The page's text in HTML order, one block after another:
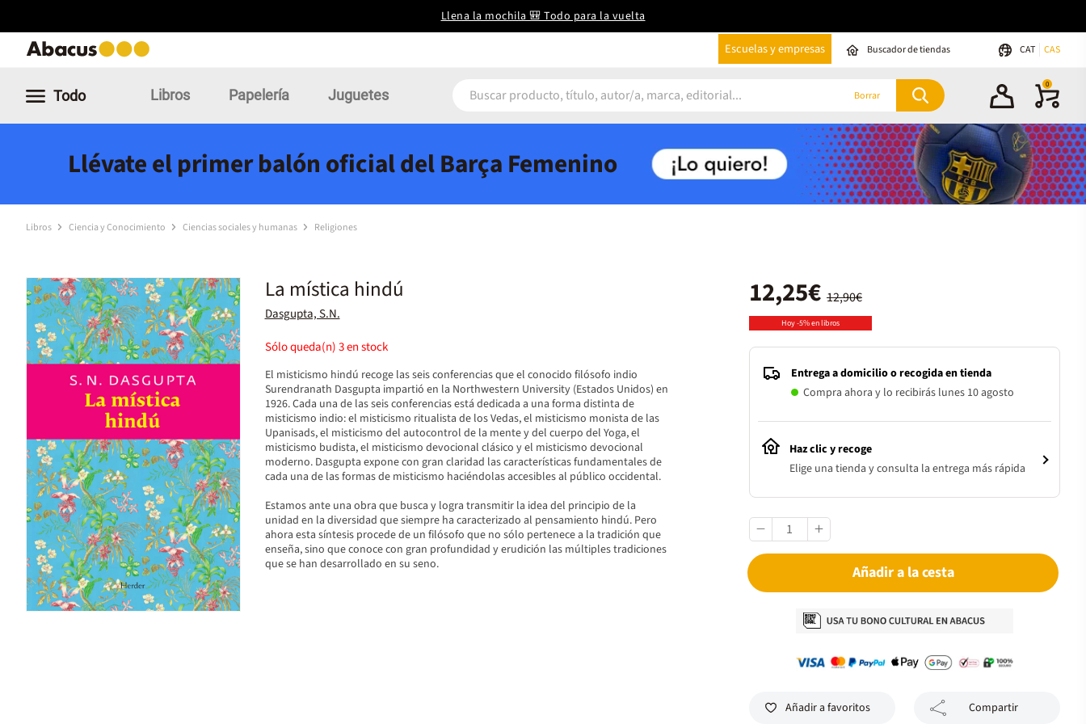
Llena la mochila 🎒 Todo para la vuelta
Escuelas y empresas Buscador de tiendas CAT CAS
Todo Libros Papelería Juguetes Borrar
0
Llévate el primer balón oficial del Barça Femenino
Libros Ciencia y Conocimiento Ciencias sociales y humanas Religiones
La mística hindú
Dasgupta, S.N.
Sólo queda(n)3en stock
El misticismo hindú recoge las seis conferencias que el conocido filósofo indio
Surendranath Dasgupta impartió en la Northwestern University (Estados Unidos) en
1926. Cada una de las seis conferencias está dedicada a una forma distinta de
misticismo indio: el misticismo ritualista de los Vedas, el misticismo monista de las
Upanisads, el misticismo del autocontrol de la mente y del cuerpo del Yoga, el
misticismo budista, el misticismo devocional clásico y el misticismo devocional
moderno. Dasgupta expone con gran claridad las características fundamentales de
cada una de las formas de misticismo haciéndolas accesibles al público occidental.
Estamos ante una obra que busca y logra transmitir la idea del principio de la
unidad en la diversidad que siempre ha caracterizado al pensamiento hindú. Pero
ahora esta síntesis procede de un filósofo que no sólo pertenece a la tradición que
enseña, sino que conoce con gran profundidad y erudición las múltiples tradiciones
que se han desarrollado en su seno.
12,90€
12,25€
Hoy -5% en libros
Entrega a domicilio o recogida en tienda
Compra ahora y lo recibirás lunes 10 agosto
Haz clic y recoge
Elige una tienda y consulta la entrega más rápida
Añadir a la cesta
Añadir a favoritos Compartir